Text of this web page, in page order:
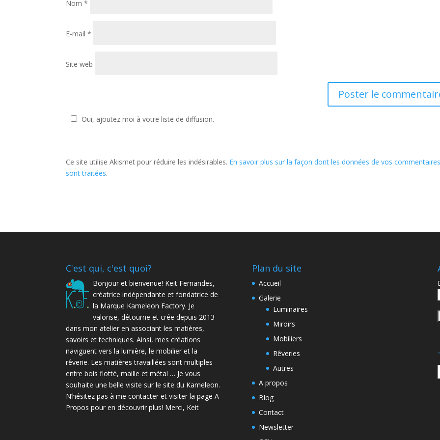
Nom*
E-mail*
Site web
Oui, ajoutez moi à votre liste de diffusion.
Ce site utilise Akismet pour réduire les indésirables. En savoir plus sur la façon dont les données de vos
sont traitées.
C'est qui, c'est quoi?
Bonjour et bienvenue! Keit Fernandes,
créatrice indépendante et fondatrice de
la Marque Kameleon Factory. Je
valorise, détourne et crée depuis 2013
dans mon atelier en associant les matières,
savoirs et techniques. Ainsi, mes créations
naviguent vers la lumière, le mobilier et la
rêverie. Les matières travaillées sont multiples
entre bois flotté, maille et métal … Je vous
souhaite une belle visite sur le site du Kameleon.
N’hésitez pas à me contacter et visiter la page A
Propos pour en découvrir plus! Merci, Keit
Plan du site
Accueil
Galerie
Luminaires
Miroirs
Mobiliers
Rêveries
Autres
A propos
Blog
Contact
Newsletter